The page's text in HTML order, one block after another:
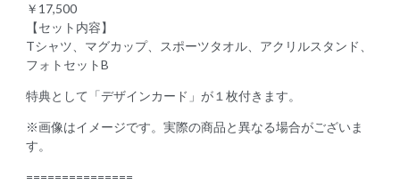
￥17,500
【セット内容】
Tシャツ、マグカップ、スポーツタオル、アクリルスタンド、
フォトセットB
特典として「デザインカード」が１枚付きます。
※画像はイメージです。実際の商品と異なる場合がございま
す。
===============